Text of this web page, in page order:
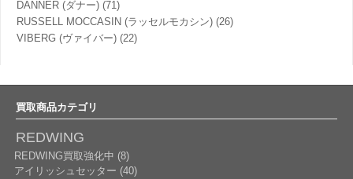
DANNER (ダナー) (71)
RUSSELL MOCCASIN (ラッセルモカシン) (26)
VIBERG (ヴァイバー) (22)
買取商品カテゴリ
REDWING
REDWING買取強化中 (8)
アイリッシュセッター (40)